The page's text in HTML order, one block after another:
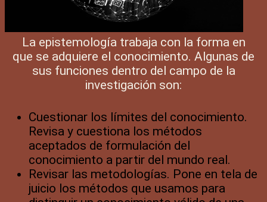
La epistemología trabaja con la forma en
que se adquiere el conocimiento. Algunas de
sus funciones dentro del campo de la
investigación son:
Cuestionar los límites del conocimiento.
Revisa y cuestiona los métodos
aceptados de formulación del
conocimiento a partir del mundo real.
Revisar las metodologías. Pone en tela de
juicio los métodos que usamos para